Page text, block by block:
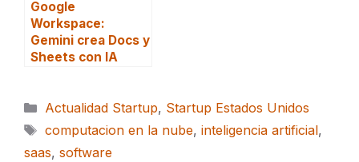
Google
Workspace:
Gemini crea Docs y
Sheets con IA
Categorías
Actualidad Startup, Startup Estados Unidos
Etiquetas
computacion en la nube, inteligencia artificial,
saas, software